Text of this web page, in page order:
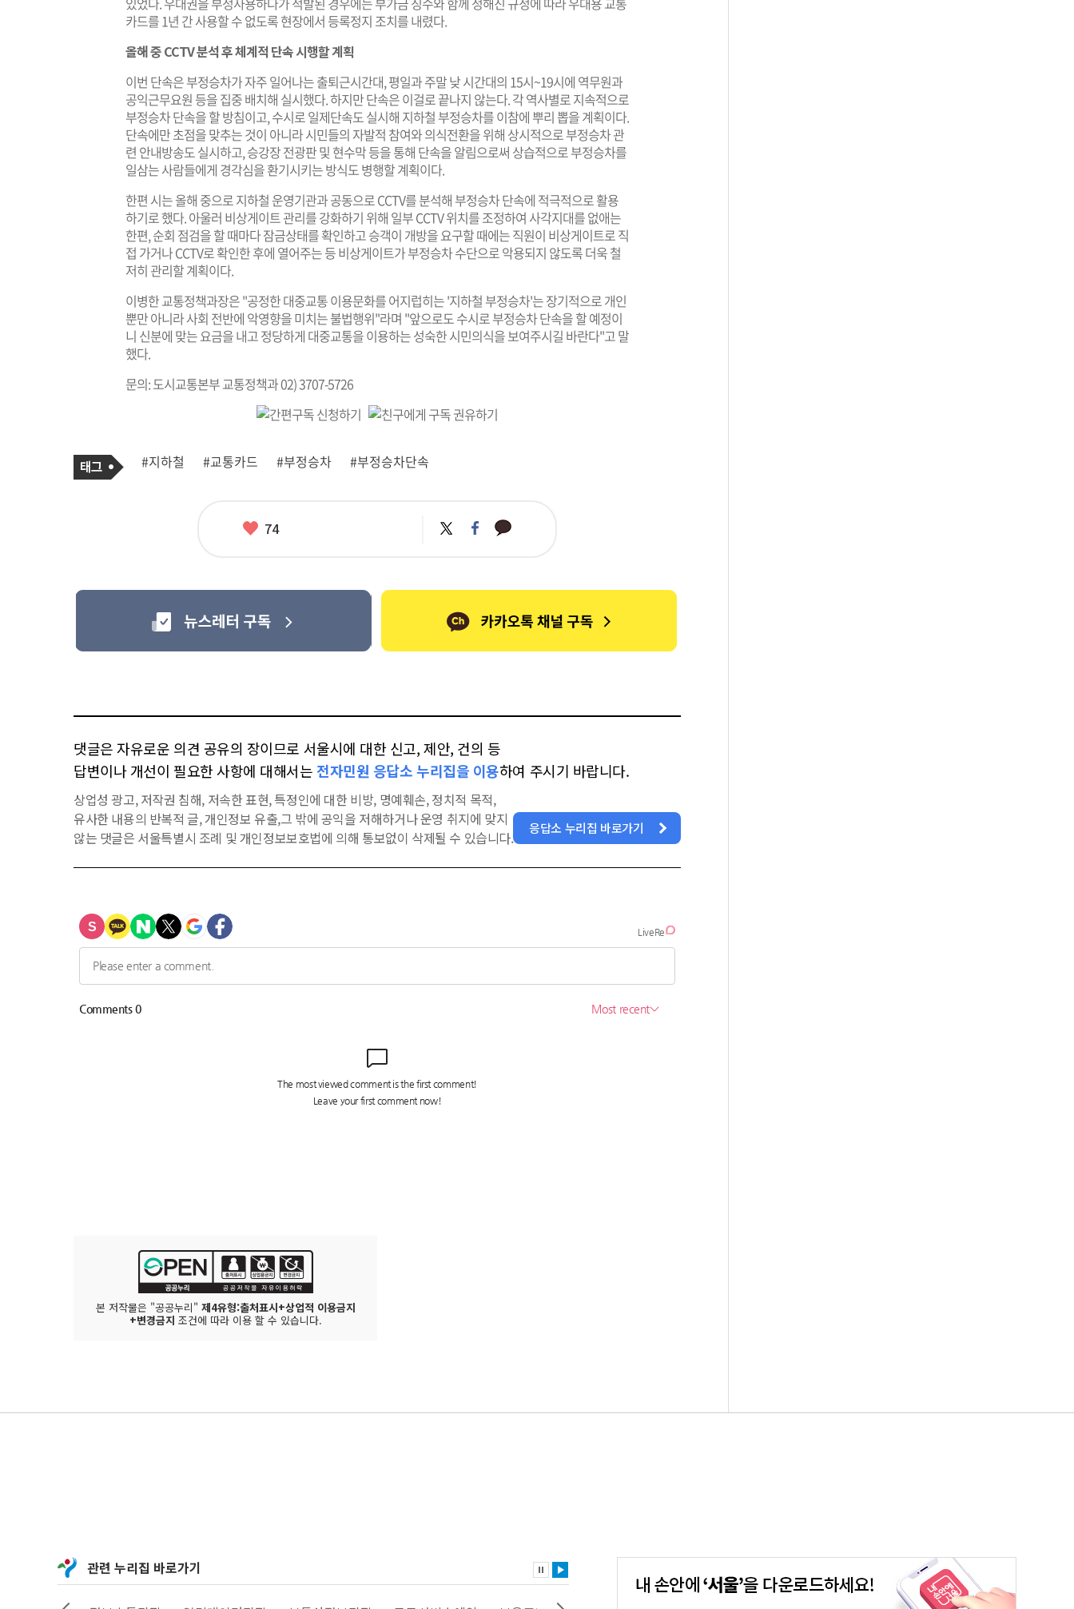
카드를 1년 간 사용할 수 없도록 현장에서 등록정지 조치를 내렸다.
올해 중 CCTV 분석 후 체계적 단속 시행할 계획
이번 단속은 부정승차가 자주 일어나는 출퇴근시간대, 평일과 주말 낮 시간대의 15시~19시에 역무원과
공익근무요원 등을 집중 배치해 실시했다. 하지만 단속은 이걸로 끝나지 않는다. 각 역사별로 지속적으로
부정승차 단속을 할 방침이고, 수시로 일제단속도 실시해 지하철 부정승차를 이참에 뿌리 뽑을 계획이다.
단속에만 초점을 맞추는 것이 아니라 시민들의 자발적 참여와 의식전환을 위해 상시적으로 부정승차 관
련 안내방송도 실시하고, 승강장 전광판 및 현수막 등을 통해 단속을 알림으로써 상습적으로 부정승차를
일삼는 사람들에게 경각심을 환기시키는 방식도 병행할 계획이다.
한편 시는 올해 중으로 지하철 운영기관과 공동으로 CCTV를 분석해 부정승차 단속에 적극적으로 활용
하기로 했다. 아울러 비상게이트 관리를 강화하기 위해 일부 CCTV 위치를 조정하여 사각지대를 없애는
한편, 순회 점검을 할 때마다 잠금상태를 확인하고 승객이 개방을 요구할 때에는 직원이 비상게이트로 직
접 가거나 CCTV로 확인한 후에 열어주는 등 비상게이트가 부정승차 수단으로 악용되지 않도록 더욱 철
저히 관리할 계획이다.
이병한 교통정책과장은 "공정한 대중교통 이용문화를 어지럽히는 '지하철 부정승차'는 장기적으로 개인
뿐만 아니라 사회 전반에 악영향을 미치는 불법행위"라며 "앞으로도 수시로 부정승차 단속을 할 예정이
니 신분에 맞는 요금을 내고 정당하게 대중교통을 이용하는 성숙한 시민의식을 보여주시길 바란다"고 말
했다.
문의: 도시교통본부 교통정책과 02) 3707-5726
사
태
그
#지하철 #교통카드 #부정승차 #부정승차단속
좋
74 트
위
페
이
카
카
댓글은 자유로운 의견 공유의 장이므로 서울시에 대한 신고, 제안, 건의 등
답변이나 개선이 필요한 사항에 대해서는 전자민원 응답소 누리집을 이용하여 주시기 바랍니다.
상업성 광고, 저작권 침해, 저속한 표현, 특정인에 대한 비방, 명예훼손, 정치적 목적,
유사한 내용의 반복적 글, 개인정보 유출,그 밖에 공익을 저해하거나 운영 취지에 맞지
않는 댓글은 서울특별시 조례 및 개인정보보호법에 의해 통보없이 삭제될 수 있습니다.
응답소 누리집 바로가기
본 저작물은 "공공누리" 제4유형:출처표시+상업적 이용금지
+변경금지 조건에 따라 이용 할 수 있습니다.
관련 누리집 바로가기 내